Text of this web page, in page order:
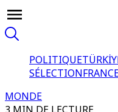
POLITIQUE
SÉLECTION
MONDE